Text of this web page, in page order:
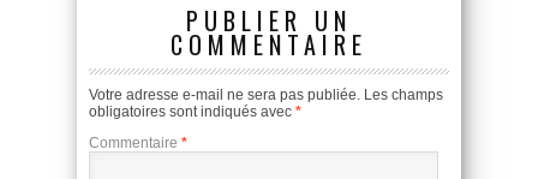
PUBLIER UN
COMMENTAIRE
Votre adresse e-mail ne sera pas publiée. Les champs
obligatoires sont indiqués avec *
Commentaire *